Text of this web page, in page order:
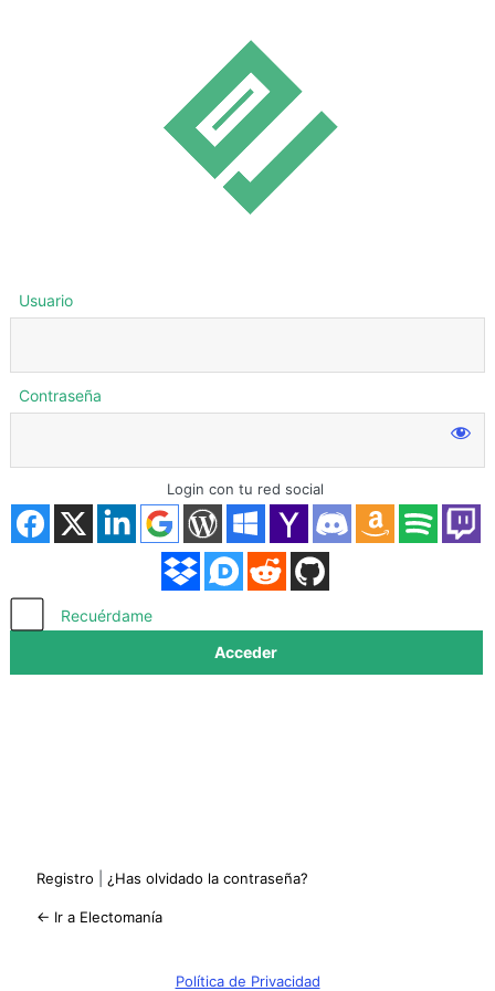
Acceder
Usuario
Contraseña
Login con tu red social
Recuérdame
Registro ¿Has olvidado la contraseña?
← Ir a Electomanía
Política de Privacidad